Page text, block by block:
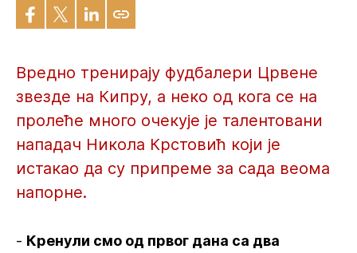
Вредно тренирају фудбалери Црвене
звезде на Кипру, а неко од кога се на
пролеће много очекује је талентовани
нападач Никола Крстовић који је
истакао да су припреме за сада веома
напорне.
- Кренули смо од првог дана са два